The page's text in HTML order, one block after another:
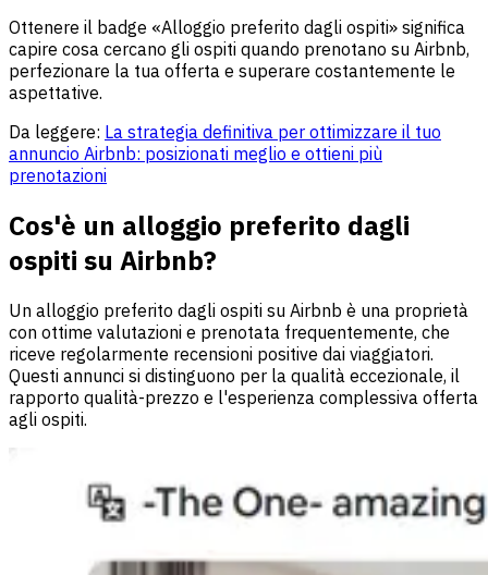
Ottenere il badge «Alloggio preferito dagli ospiti» significa
capire cosa cercano gli ospiti quando prenotano su Airbnb,
perfezionare la tua offerta e superare costantemente le
aspettative.
Da leggere: La strategia definitiva per ottimizzare il tuo
annuncio Airbnb: posizionati meglio e ottieni più
prenotazioni
Cos'è un alloggio preferito dagli
ospiti su Airbnb?
Un alloggio preferito dagli ospiti su Airbnb è una proprietà
con ottime valutazioni e prenotata frequentemente, che
riceve regolarmente recensioni positive dai viaggiatori.
Questi annunci si distinguono per la qualità eccezionale, il
rapporto qualità-prezzo e l'esperienza complessiva offerta
agli ospiti.